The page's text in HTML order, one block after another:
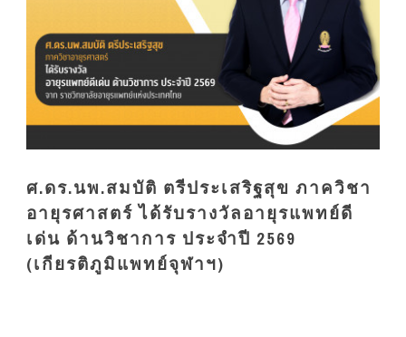
ศ.ดร.นพ.สมบัติ ตรีประเสริฐสุข ภาควิชา
อายุรศาสตร์ ได้รับรางวัลอายุรแพทย์ดี
เด่น ด้านวิชาการ ประจำปี 2569
(เกียรติภูมิแพทย์จุฬาฯ)